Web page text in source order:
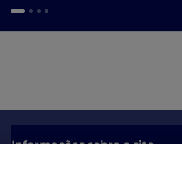
Informações sobre o site